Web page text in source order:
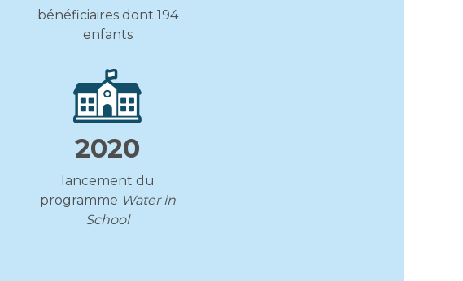
bénéficiaires dont 194
enfants
2020
lancement du
programme Water in
School